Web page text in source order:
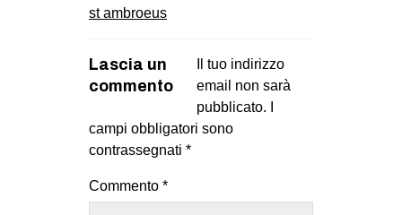
st ambroeus
Lascia un
commento
Il tuo indirizzo
email non sarà
pubblicato.
campi obbligatori sono
contrassegnati *
Commento *